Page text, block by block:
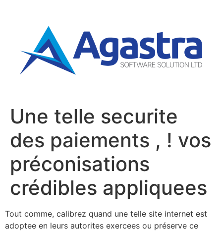
Une telle securite
des paiements , ! vos
préconisations
crédibles appliquees
Tout comme, calibrez quand une telle site internet est
adoptee en leurs autorites exercees ou préserve ce